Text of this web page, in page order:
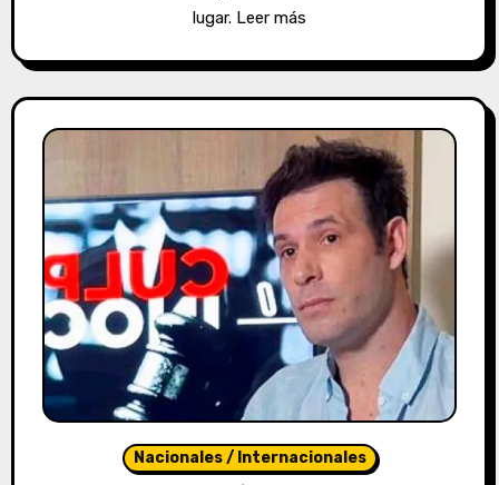
lugar. Leer más
Nacionales / Internacionales